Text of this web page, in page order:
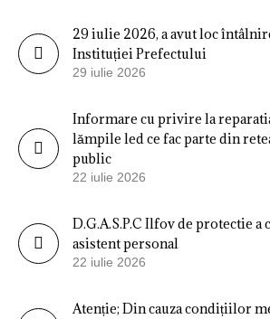
29 iulie 2026, a avut loc
Instituției Prefectului
29 iulie 2026
Informare cu privire la
lămpile led ce fac parte din
public
22 iulie 2026
D.G.A.S.P.C Ilfov de protectie a
asistent personal
22 iulie 2026
Atenție; Din cauza condițiilor